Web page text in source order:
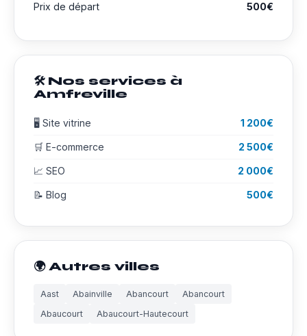
Prix de départ 500€
🛠️ Nos services à
Amfreville
🖥️ Site vitrine 1 200€
🛒 E-commerce 2 500€
📈 SEO 2 000€
📝 Blog 500€
🌍 Autres villes
Aast Abainville Abancourt
Abancourt
Abaucourt
Abaucourt-Hautecourt